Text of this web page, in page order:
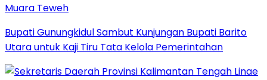
Muara Teweh
Bupati Gunungkidul Sambut Kunjungan Bupati Barito
Utara untuk Kaji Tiru Tata Kelola Pemerintahan